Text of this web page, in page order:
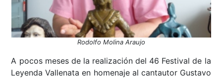
Rodolfo Molina Araujo
A pocos meses de la realización del 46 Festival de la
Leyenda Vallenata en homenaje al cantautor Gustavo